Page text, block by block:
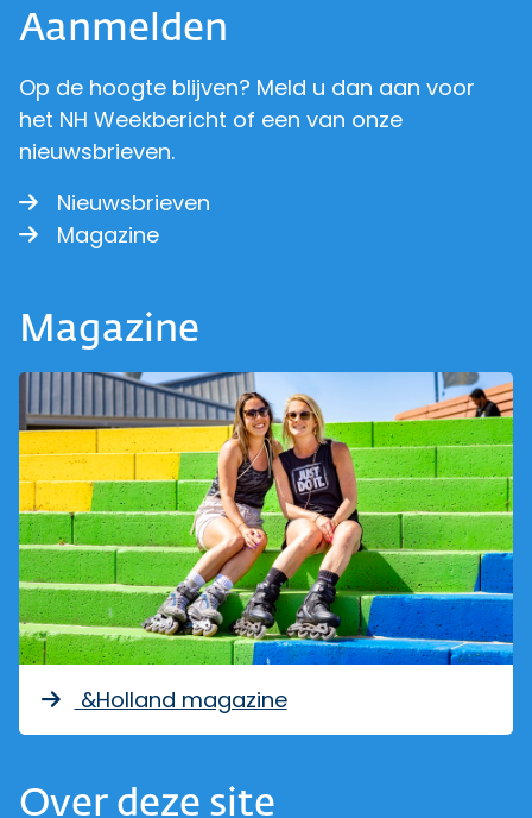
Aanmelden
Op de hoogte blijven? Meld u dan aan voor
het NH Weekbericht of een van onze
nieuwsbrieven.
Nieuwsbrieven
Magazine
Magazine
&Holland magazine
Over deze site